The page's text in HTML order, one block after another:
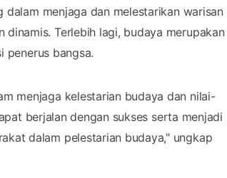
menjaga dan melestarikan warisan
Terlebih lagi, budaya merupakan
penerus bangsa.
menjaga kelestarian budaya dan nilai-
berjalan dengan sukses serta menjadi
dalam pelestarian budaya," ungkap